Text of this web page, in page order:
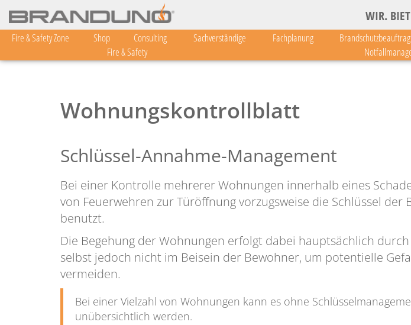
WIR.
Fire & Safety Zone
Shop Consulting Sachverständige Fachplanung
Fire & Safety
Wohnungskontrollblatt
Schlüssel-Annahme-Management
Bei einer Kontrolle mehrerer Wohnungen innerhalb eines
von Feuerwehren zur Türöffnung vorzugsweise die Schlüssel der
benutzt.
Die Begehung der Wohnungen erfolgt dabei hauptsächlich
selbst jedoch nicht im Beisein der Bewohner, um potentielle
vermeiden.
Bei einer Vielzahl von Wohnungen kann es ohne
unübersichtlich werden.